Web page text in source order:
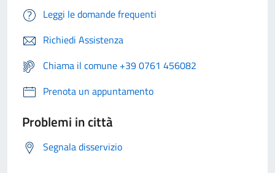
Leggi le domande frequenti
Richiedi Assistenza
Chiama il comune +39 0761 456082
Prenota un appuntamento
Problemi in città
Segnala disservizio